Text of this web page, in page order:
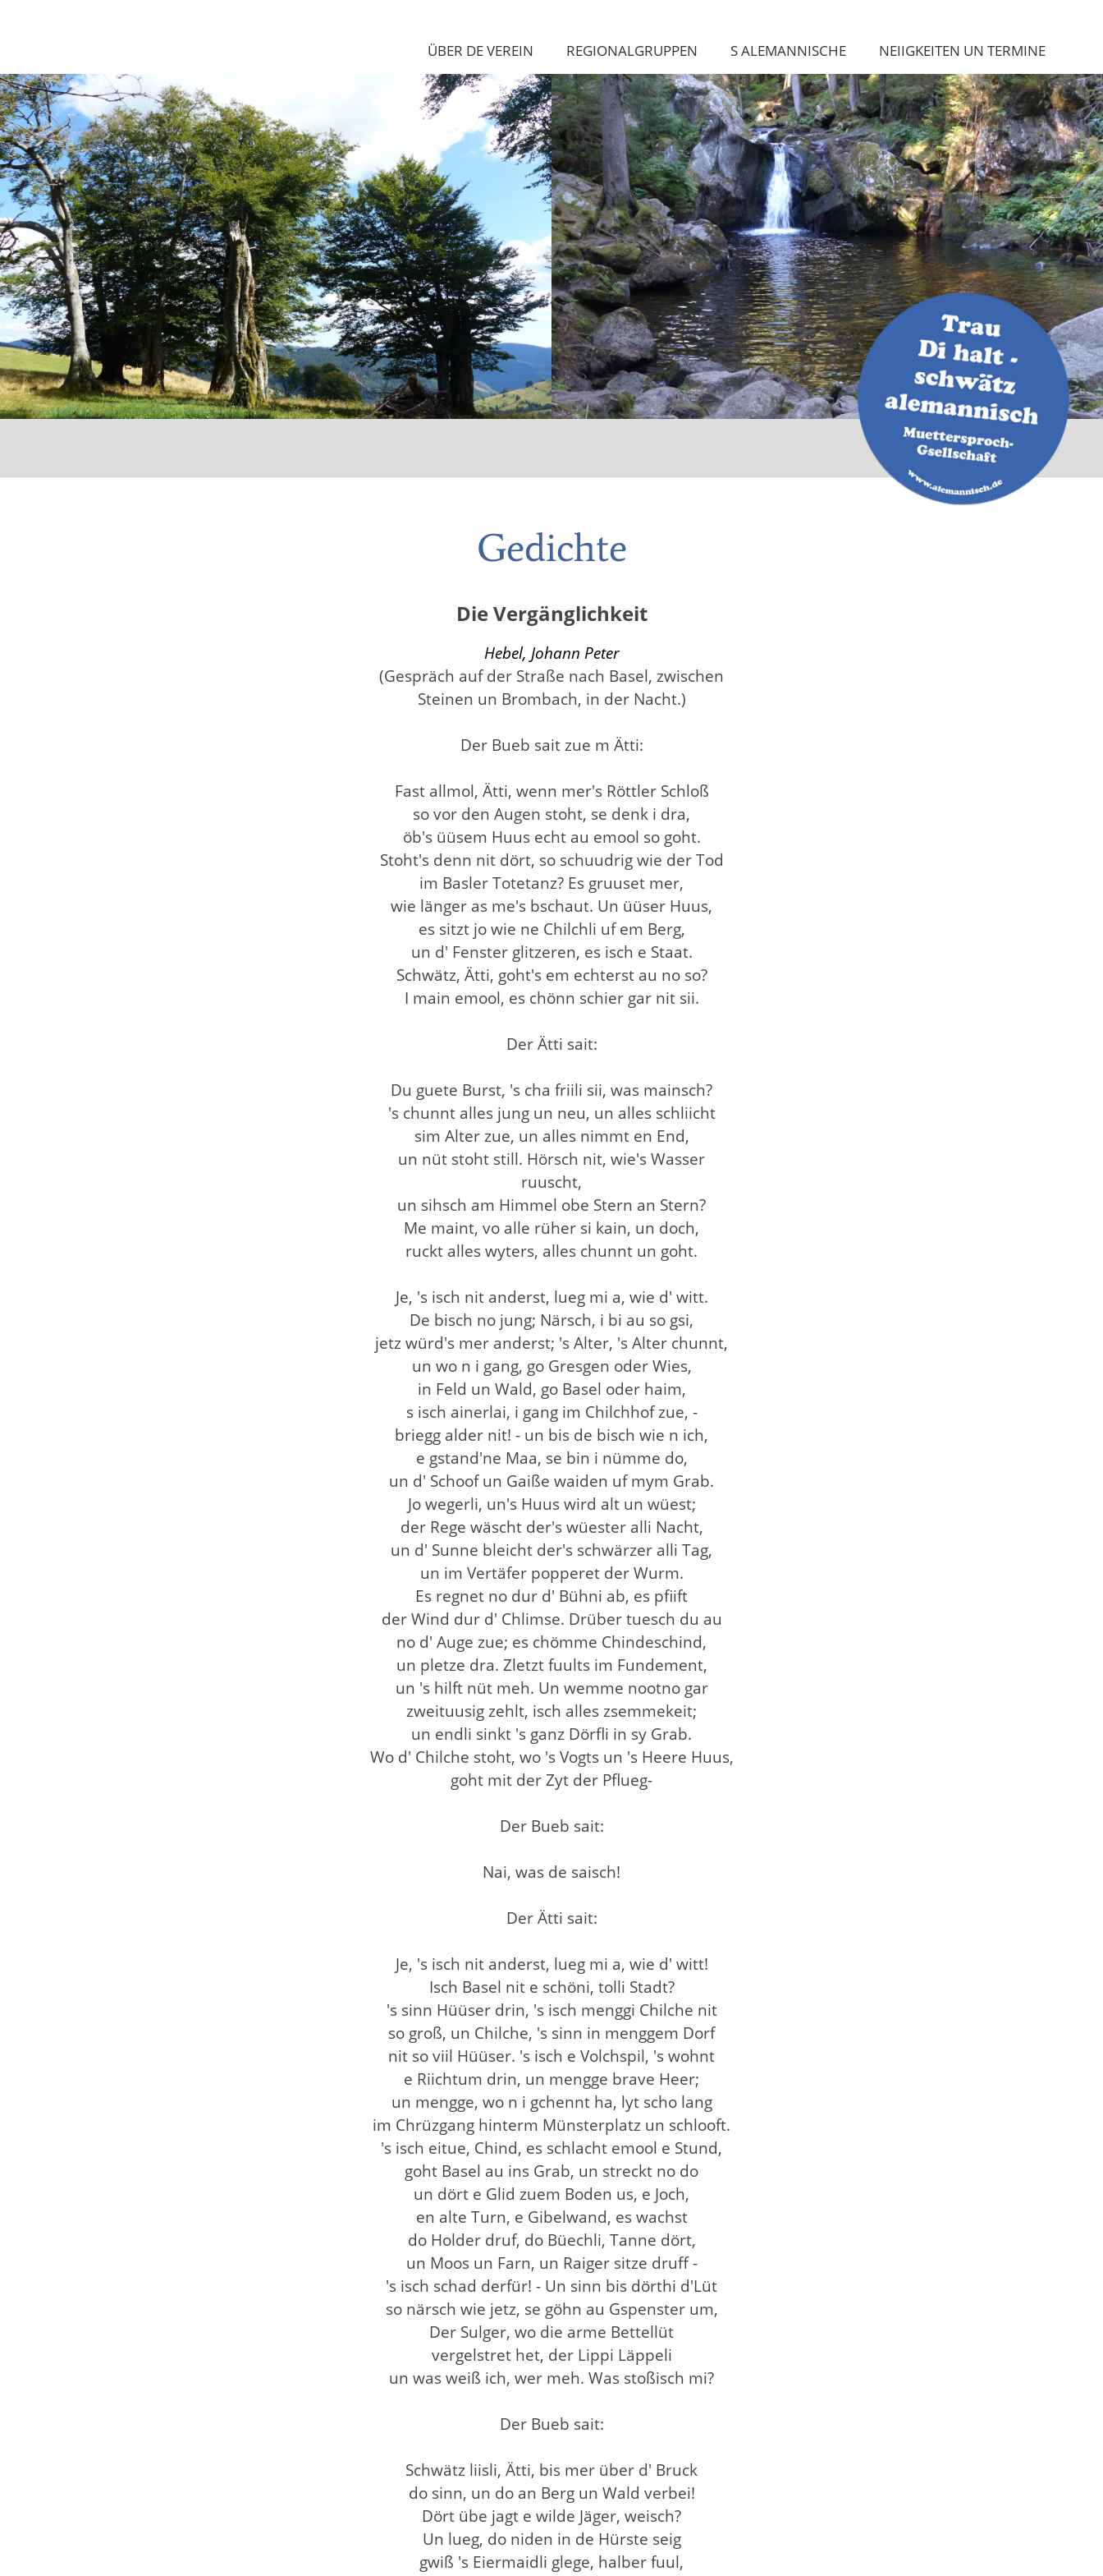
ÜBER DE VEREIN REGIONALGRUPPEN S ALEMANNISCHE NEIIGKEITEN UN TERMINE
Gedichte
Die Vergänglichkeit
Hebel, Johann Peter
(Gespräch auf der Straße nach Basel, zwischen
Steinen un Brombach, in der Nacht.)
Der Bueb sait zue m Ätti:
Fast allmol, Ätti, wenn mer's Röttler Schloß
so vor den Augen stoht, se denk i dra,
öb's üüsem Huus echt au emool so goht.
Stoht's denn nit dört, so schuudrig wie der Tod
im Basler Totetanz? Es gruuset mer,
wie länger as me's bschaut. Un üüser Huus,
es sitzt jo wie ne Chilchli uf em Berg,
un d' Fenster glitzeren, es isch e Staat.
Schwätz, Ätti, goht's em echterst au no so?
I main emool, es chönn schier gar nit sii.
Der Ätti sait:
Du guete Burst, 's cha friili sii, was mainsch?
's chunnt alles jung un neu, un alles schliicht
sim Alter zue, un alles nimmt en End,
un nüt stoht still. Hörsch nit, wie's Wasser
ruuscht,
un sihsch am Himmel obe Stern an Stern?
Me maint, vo alle rüher si kain, un doch,
ruckt alles wyters, alles chunnt un goht.
Je, 's isch nit anderst, lueg mi a, wie d' witt.
De bisch no jung; Närsch, i bi au so gsi,
jetz würd's mer anderst; 's Alter, 's Alter chunnt,
un wo n i gang, go Gresgen oder Wies,
in Feld un Wald, go Basel oder haim,
s isch ainerlai, i gang im Chilchhof zue, -
briegg alder nit! - un bis de bisch wie n ich,
e gstand'ne Maa, se bin i nümme do,
un d' Schoof un Gaiße waiden uf mym Grab.
Jo wegerli, un's Huus wird alt un wüest;
der Rege wäscht der's wüester alli Nacht,
un d' Sunne bleicht der's schwärzer alli Tag,
un im Vertäfer popperet der Wurm.
Es regnet no dur d' Bühni ab, es pfiift
der Wind dur d' Chlimse. Drüber tuesch du au
no d' Auge zue; es chömme Chindeschind,
un pletze dra. Zletzt fuults im Fundement,
un 's hilft nüt meh. Un wemme nootno gar
zweituusig zehlt, isch alles zsemmekeit;
un endli sinkt 's ganz Dörfli in sy Grab.
Wo d' Chilche stoht, wo 's Vogts un 's Heere Huus,
goht mit der Zyt der Pflueg-
Der Bueb sait:
Nai, was de saisch!
Der Ätti sait:
Je, 's isch nit anderst, lueg mi a, wie d' witt!
Isch Basel nit e schöni, tolli Stadt?
's sinn Hüüser drin, 's isch menggi Chilche nit
so groß, un Chilche, 's sinn in menggem Dorf
nit so viil Hüüser. 's isch e Volchspil, 's wohnt
e Riichtum drin, un mengge brave Heer;
un mengge, wo n i gchennt ha, lyt scho lang
im Chrüzgang hinterm Münsterplatz un schlooft.
's isch eitue, Chind, es schlacht emool e Stund,
goht Basel au ins Grab, un streckt no do
un dört e Glid zuem Boden us, e Joch,
en alte Turn, e Gibelwand, es wachst
do Holder druf, do Büechli, Tanne dört,
un Moos un Farn, un Raiger sitze druff -
's isch schad derfür! - Un sinn bis dörthi d'Lüt
so närsch wie jetz, se göhn au Gspenster um,
Der Sulger, wo die arme Bettellüt
vergelstret het, der Lippi Läppeli
un was weiß ich, wer meh. Was stoßisch mi?
Der Bueb sait:
Schwätz liisli, Ätti, bis mer über d' Bruck
do sinn, un do an Berg un Wald verbei!
Dört übe jagt e wilde Jäger, weisch?
Un lueg, do niden in de Hürste seig
gwiß 's Eiermaidli glege, halber fuul,